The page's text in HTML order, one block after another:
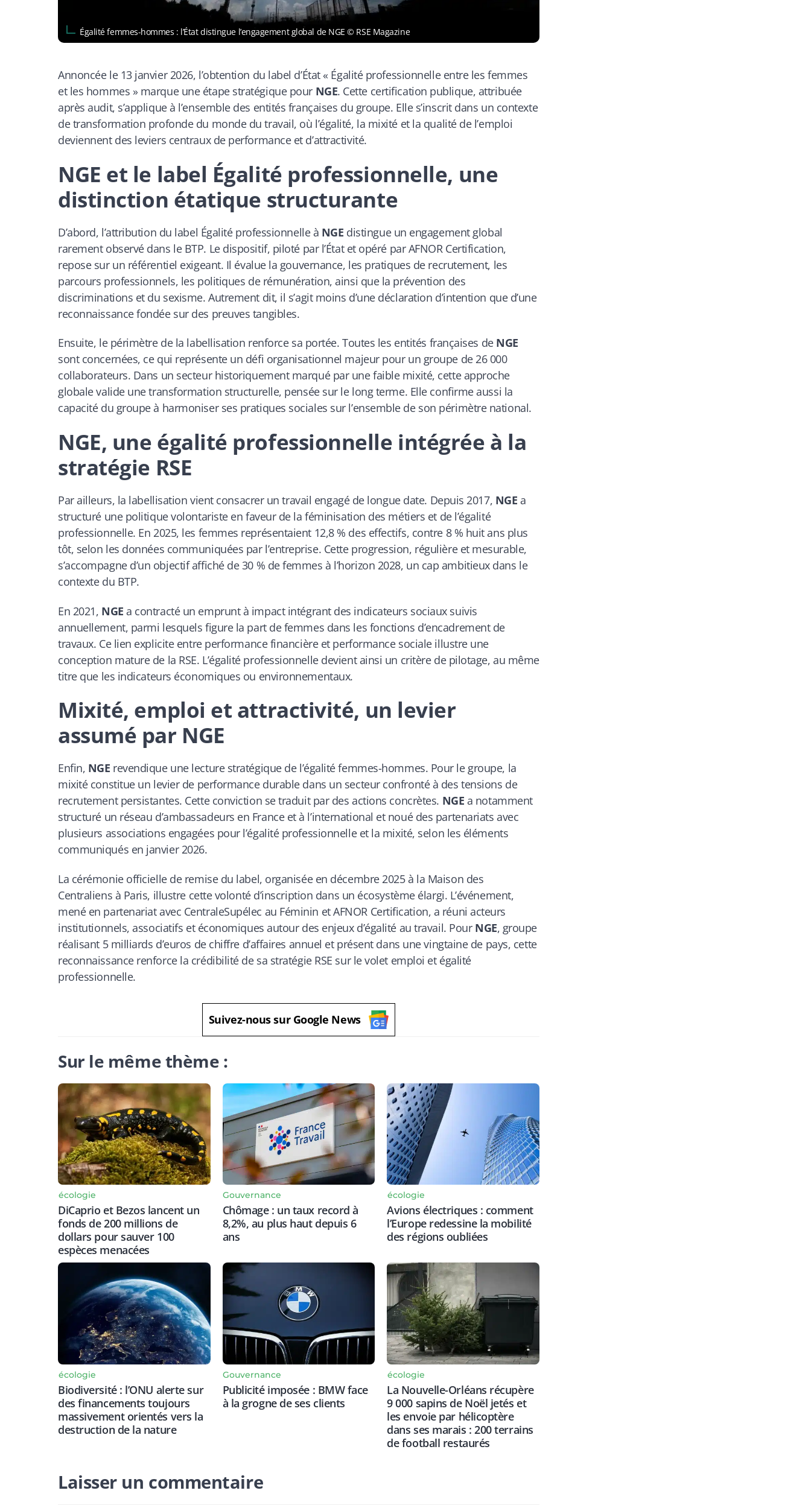
Égalité femmes-hommes : l’État distingue l’engagement global de NGE © RSE Magazine
Annoncée le 13 janvier 2026, l’obtention du label d’État « Égalité professionnelle entre les femmes
et les hommes » marque une étape stratégique pour NGE. Cette certification publique, attribuée
après audit, s’applique à l’ensemble des entités françaises du groupe. Elle s’inscrit dans un contexte
de transformation profonde du monde du travail, où l’égalité, la mixité et la qualité de l’emploi
deviennent des leviers centraux de performance et d’attractivité.
NGE et le label Égalité professionnelle, une
distinction étatique structurante
D’abord, l’attribution du label Égalité professionnelle à NGE distingue un engagement global
rarement observé dans le BTP. Le dispositif, piloté par l’État et opéré par AFNOR Certification,
repose sur un référentiel exigeant. Il évalue la gouvernance, les pratiques de recrutement, les
parcours professionnels, les politiques de rémunération, ainsi que la prévention des
discriminations et du sexisme. Autrement dit, il s’agit moins d’une déclaration d’intention que d’une
reconnaissance fondée sur des preuves tangibles.
Ensuite, le périmètre de la labellisation renforce sa portée. Toutes les entités françaises de NGE
sont concernées, ce qui représente un défi organisationnel majeur pour un groupe de 26 000
collaborateurs. Dans un secteur historiquement marqué par une faible mixité, cette approche
globale valide une transformation structurelle, pensée sur le long terme. Elle confirme aussi la
capacité du groupe à harmoniser ses pratiques sociales sur l’ensemble de son périmètre national.
NGE, une égalité professionnelle intégrée à la
stratégie RSE
Par ailleurs, la labellisation vient consacrer un travail engagé de longue date. Depuis 2017, NGE a
structuré une politique volontariste en faveur de la féminisation des métiers et de l’égalité
professionnelle. En 2025, les femmes représentaient 12,8 % des effectifs, contre 8 % huit ans plus
tôt, selon les données communiquées par l’entreprise. Cette progression, régulière et mesurable,
s’accompagne d’un objectif affiché de 30 % de femmes à l’horizon 2028, un cap ambitieux dans le
contexte du BTP.
En 2021, NGE a contracté un emprunt à impact intégrant des indicateurs sociaux suivis
annuellement, parmi lesquels figure la part de femmes dans les fonctions d’encadrement de
travaux. Ce lien explicite entre performance financière et performance sociale illustre une
conception mature de la RSE. L’égalité professionnelle devient ainsi un critère de pilotage, au même
titre que les indicateurs économiques ou environnementaux.
Mixité, emploi et attractivité, un levier
assumé par NGE
Enfin, NGE revendique une lecture stratégique de l’égalité femmes-hommes. Pour le groupe, la
mixité constitue un levier de performance durable dans un secteur confronté à des tensions de
recrutement persistantes. Cette conviction se traduit par des actions concrètes. NGE a notamment
structuré un réseau d’ambassadeurs en France et à l’international et noué des partenariats avec
plusieurs associations engagées pour l’égalité professionnelle et la mixité, selon les éléments
communiqués en janvier 2026.
La cérémonie officielle de remise du label, organisée en décembre 2025 à la Maison des
Centraliens à Paris, illustre cette volonté d’inscription dans un écosystème élargi. L’événement,
mené en partenariat avec CentraleSupélec au Féminin et AFNOR Certification, a réuni acteurs
institutionnels, associatifs et économiques autour des enjeux d’égalité au travail. Pour NGE, groupe
réalisant 5 milliards d’euros de chiffre d’affaires annuel et présent dans une vingtaine de pays, cette
reconnaissance renforce la crédibilité de sa stratégie RSE sur le volet emploi et égalité
professionnelle.
Suivez-nous sur Google News
Sur le même thème :
écologie
DiCaprio et Bezos lancent un
fonds de 200 millions de
dollars pour sauver 100
espèces menacées
Gouvernance
Chômage : un taux record à
8,2%, au plus haut depuis 6
ans
écologie
Avions électriques : comment
l’Europe redessine la mobilité
des régions oubliées
écologie
Biodiversité : l’ONU alerte sur
des financements toujours
massivement orientés vers la
destruction de la nature
Gouvernance
Publicité imposée : BMW face
à la grogne de ses clients
écologie
La Nouvelle-Orléans récupère
9 000 sapins de Noël jetés et
les envoie par hélicoptère
dans ses marais : 200 terrains
de football restaurés
Laisser un commentaire